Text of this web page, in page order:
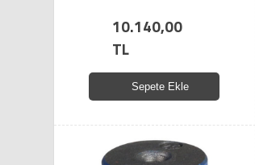
10.140,00
TL
Sepete Ekle